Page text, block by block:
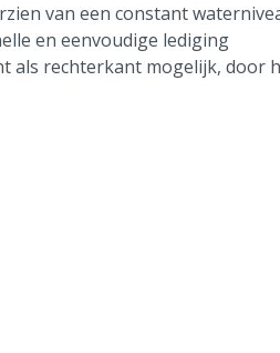
van een constant
en eenvoudige lediging
als rechterkant mogelijk, door